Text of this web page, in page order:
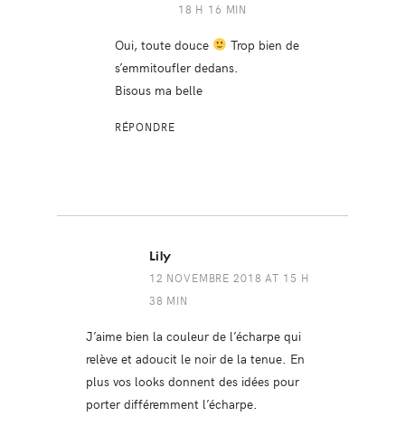
18 H 16 MIN
Oui, toute douce
Trop bien de
s’emmitoufler dedans.
Bisous ma belle
RÉPONDRE
Lily
12 NOVEMBRE 2018 AT 15 H
38 MIN
J’aime bien la couleur de l’écharpe qui
relève et adoucit le noir de la tenue. En
plus vos looks donnent des idées pour
porter différemment l’écharpe.